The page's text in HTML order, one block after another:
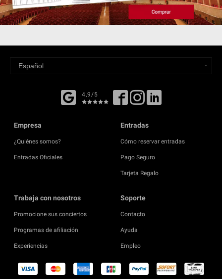
4,9/5
Empresa
¿Quiénes somos?
Entradas Oficiales
Entradas
Cómo reservar entradas
Pago Seguro
Tarjeta Regalo
Trabaja con nosotros
Promocione sus conciertos
Programas de afiliación
Experiencias
Soporte
Contacto
Ayuda
Empleo